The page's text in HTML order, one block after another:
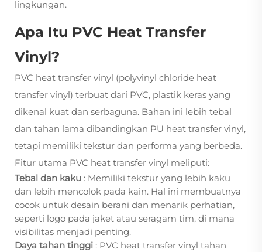
lingkungan.
Apa Itu PVC Heat Transfer
Vinyl?
PVC heat transfer vinyl (polyvinyl chloride heat
transfer vinyl) terbuat dari PVC, plastik keras yang
dikenal kuat dan serbaguna. Bahan ini lebih tebal
dan tahan lama dibandingkan PU heat transfer vinyl,
tetapi memiliki tekstur dan performa yang berbeda.
Fitur utama PVC heat transfer vinyl meliputi:
Tebal dan kaku : Memiliki tekstur yang lebih kaku
dan lebih mencolok pada kain. Hal ini membuatnya
cocok untuk desain berani dan menarik perhatian,
seperti logo pada jaket atau seragam tim, di mana
visibilitas menjadi penting.
Daya tahan tinggi : PVC heat transfer vinyl tahan